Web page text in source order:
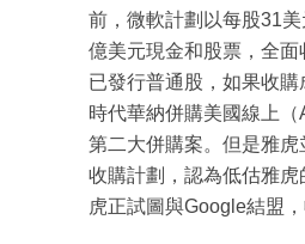
前，微軟計劃以每股31
億美元現金和股票，全面
已發行普通股，如果收購
時代華納併購美國線上（
第二大併購案。但是雅虎
收購計劃，認為低估雅
虎正試圖與Google結盟，